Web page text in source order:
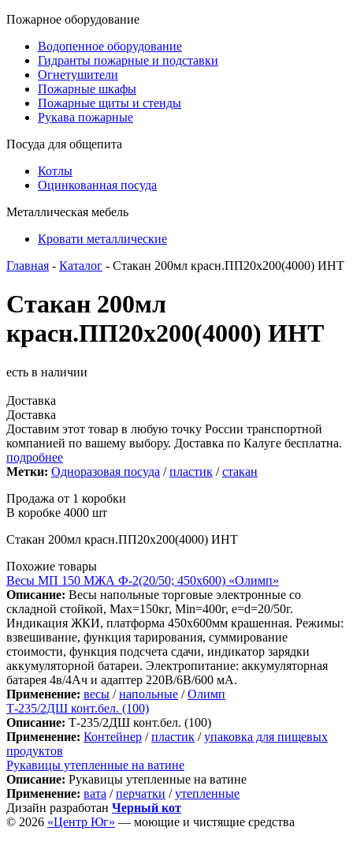
Пожарное оборудование
Водопенное оборудование
Гидранты пожарные и подставки
Огнетушители
Пожарные шкафы
Пожарные щиты и стенды
Рукава пожарные
Посуда для общепита
Котлы
Оцинкованная посуда
Металлическая мебель
Кровати металлические
Главная - Каталог - Стакан 200мл красн.ПП20х200(4000) ИНТ
Стакан 200мл
красн.ПП20х200(4000) ИНТ
есть в наличии
Доставка
Доставка
Доставим этот товар в любую точку России транспортной
компанией по вашему выбору. Доставка по Калуге бесплатна.
подробнее
Метки: Одноразовая посуда /пластик /стакан
Продажа от 1 коробки
В коробке 4000 шт
Стакан 200мл красн.ПП20х200(4000) ИНТ
Похожие товары
Весы МП 150 МЖА Ф-2(20/50; 450х600) «Олимп»
Описание: Весы напольные торговые электронные со
складной стойкой, Max=150кг, Min=400г, e=d=20/50г.
Индикация ЖКИ, платформа 450х600мм крашенная. Режимы:
взвешивание, функция тарирования, суммирование
стоимости, функция подсчета сдачи, индикатор зарядки
аккумуляторной батареи. Электропитание: аккумуляторная
батарея 4в/4Ач и адаптер 220В/6В/600 мА.
Применение: весы /напольные /Олимп
Т-235/2ДШ конт.бел. (100)
Описание: Т-235/2ДШ конт.бел. (100)
Применение: Контейнер /пластик /упаковка для пищевых
продуктов
Рукавицы утепленные на ватине
Описание: Рукавицы утепленные на ватине
Применение: вата /перчатки /утепленные
Дизайн разработан Черный кот
© 2026 «Центр Юг» — моющие и чистящие средства